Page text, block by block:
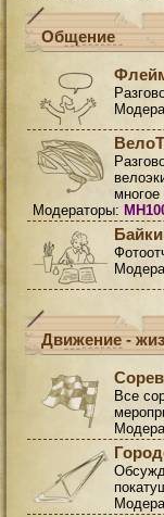
Общение
многое
Модераторы:
Движение -
Все